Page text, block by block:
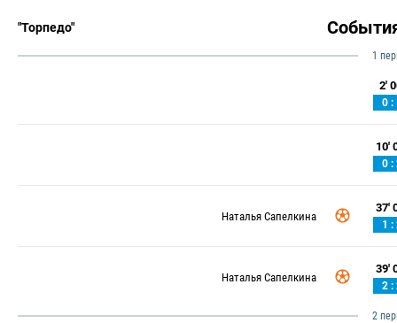
"Торпедо"
1
2'
0 :
10'
0 :
Наталья Сапелкина
37'
1 :
Наталья Сапелкина
39'
2 :
2